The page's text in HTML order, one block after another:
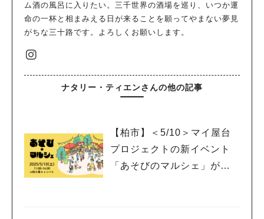
ム酒の風呂に入りたい。三千世界の酒場を巡り、いつか運
命の一杯と相まみえる日が来ることを願ってやまない夢見
がちな三十路です。よろしくお願いします。
ナタリー・ティエンさんの他の記事
【柏市】＜5/10＞マイ屋台
プロジェクトの新イベント
「あそびのマルシェ」が登